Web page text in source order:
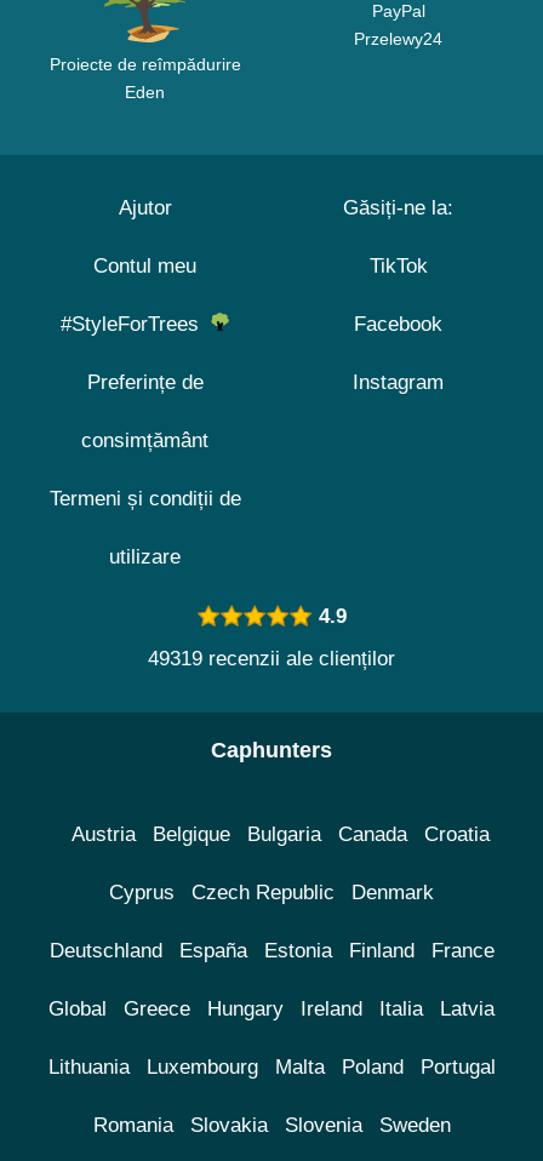
Proiecte de reîmpădurire
Eden
PayPal
Przelewy24
Ajutor
Contul meu
#StyleForTrees
Preferințe de
consimțământ
Termeni și condiții de
utilizare
Găsiți-ne la:
TikTok
Facebook
Instagram
4.9
49319 recenzii ale clienților
Caphunters
Austria Belgique Bulgaria Canada Croatia
Cyprus Czech Republic Denmark
Deutschland España Estonia Finland France
Global Greece Hungary Ireland Italia Latvia
Lithuania Luxembourg Malta Poland Portugal
Romania Slovakia Slovenia Sweden